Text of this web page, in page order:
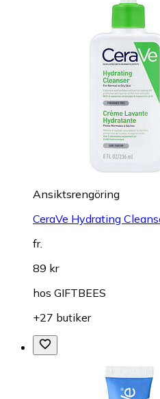
Ansiktsrengöring
CeraVe Hydrating
fr.
89 kr
hos GIFTBEES
+27 butiker